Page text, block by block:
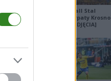
Derby Ekoball Stal
Sanok - Karpaty Krosno
na remis [ZDJĘCIA]